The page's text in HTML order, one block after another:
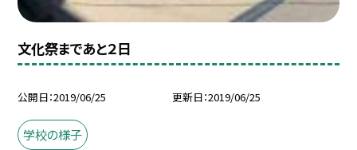
文化祭まであと２日
公開日 2019/06/25 更新日 2019/06/25
学校の様子